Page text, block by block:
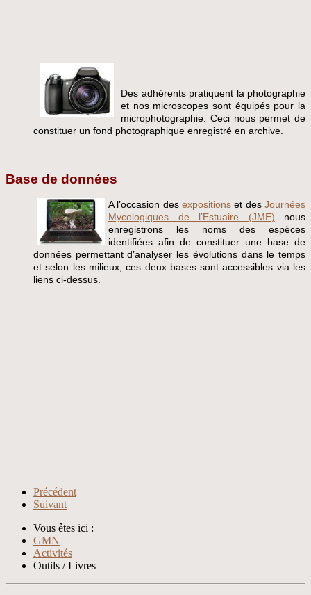
Des adhérents pratiquent la photographie
et nos microscopes sont équipés pour la
microphotographie. Ceci nous permet de
constituer un fond photographique enregistré en archive.
Base de données
A l’occasion des expositions et desJournées
Mycologiques de l’Estuaire (JME) nous
enregistrons les noms des espèces
identifiées afin de constituer une base de
données permettant d’analyser les évolutions dans le temps
et selon les milieux, ces deux bases sont accessibles via les
liens ci-dessus.
Précédent
Suivant
Vous êtes ici :
GMN
Activités
Outils / Livres